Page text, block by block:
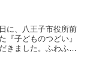
ドームについてで
に、八王子市役所前
『子どものつどい』
きました。ふわふわ